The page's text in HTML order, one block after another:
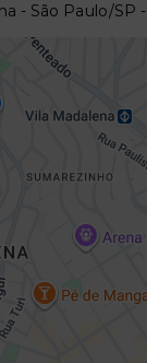
- São Paulo/SP